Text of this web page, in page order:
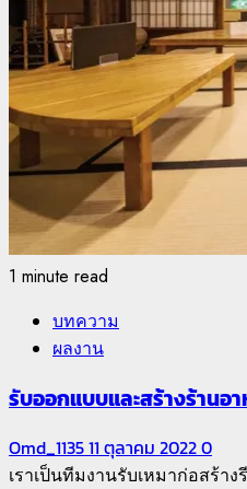
1 minute read
บทความ
ผลงาน
รับออกแบบและสร้างร้านอ
Omd_113511 ตุลาคม 20220
เราเป็นทีมงานรับเหมาก่อสร้า